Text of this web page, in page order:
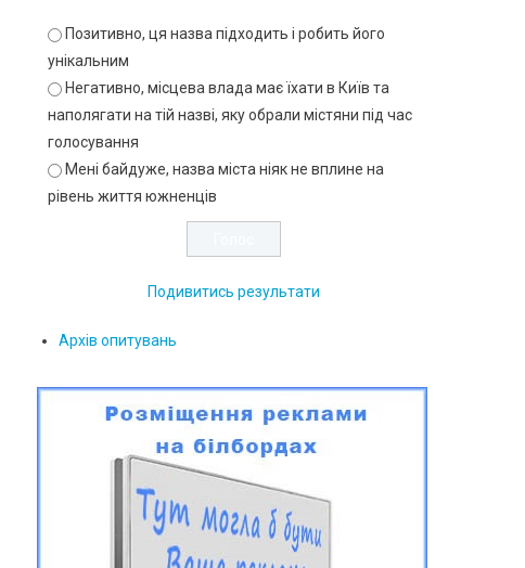
Позитивно, ця назва підходить і робить його
унікальним
Негативно, місцева влада має їхати в Київ та
наполягати на тій назві, яку обрали містяни під час
голосування
Мені байдуже, назва міста ніяк не вплине на
рівень життя южненців
Подивитись результати
Архів опитувань